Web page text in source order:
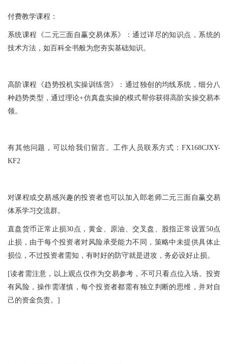
付费教学课程：
系统课程《二元三面自赢交易体系》：通过详尽的知识点，系统的
技术方法，如百科全书般为您夯实基础知识。
高阶课程《趋势投机实操训练营》：通过独创的均线系统，细分八
种趋势类型，通过理论+仿真盘实操的模式帮你获得高阶实操交易本
领。
有其他问题，可以给我们留言。工作人员联系方式：FX168CJXY-
KF2
对课程或交易感兴趣的投资者也可以加入郎老师二元三面自赢交易
体系学习交流群。
直盘货币正常止损30点，黄金、原油、交叉盘、股指正常设置50点
止损，由于每个投资者对风险承受能力不同，策略中未提供具体止
损位，不过投资者需知，有时好的防守就是进攻，务必设好止损。
[读者需注意，以上观点仅作为交易参考，不可只看点位入场。投资
有风险，操作需谨慎，每个投资者都需有独立判断的思维，并对自
己的资金负责。]